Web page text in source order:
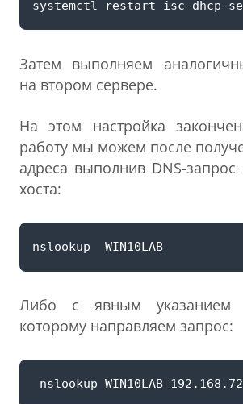
Затем выполняем
на втором сервере.
На этом настройка
работу мы можем после
адреса выполнив DNS-
хоста:
Либо с явным указанием
которому направляем запрос: